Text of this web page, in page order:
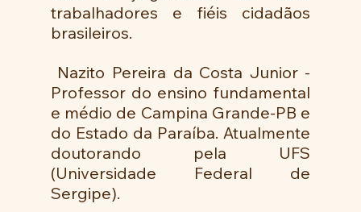
trabalhadores e fiéis cidadãos
brasileiros.
Professor do ensino fundamental
e médio de Campina Grande-PB e
do Estado da Paraíba. Atualmente
doutorando pela UFS
(Universidade Federal de
Sergipe).